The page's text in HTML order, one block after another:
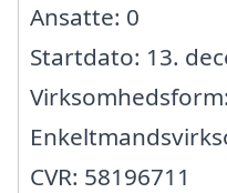
Ansatte: 0
Startdato: 13.
Virksomhedsform:
CVR: 58196711